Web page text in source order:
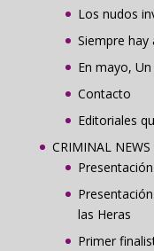
Los nudos
Siempre hay
En mayo,
Contacto
Editoriales
CRIMINAL NEWS
las Heras
Primer